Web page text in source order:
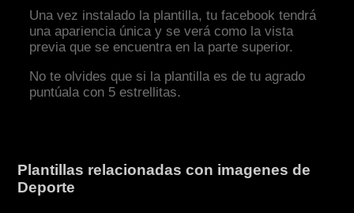
Una vez instalado la plantilla, tu facebook tendrá
una apariencia única y se verá como la vista
previa que se encuentra en la parte superior.
No te olvides que si la plantilla es de tu agrado
puntúala con 5 estrellitas.
Plantillas relacionadas con imagenes de
Deporte